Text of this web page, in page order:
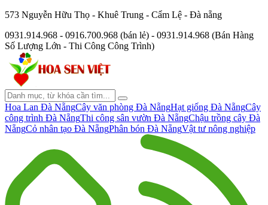
573 Nguyễn Hữu Thọ - Khuê Trung - Cẩm Lệ - Đà nẵng
0931.914.968 - 0916.700.968 (bán lẻ) - 0931.914.968 (Bán Hàng
Số Lượng Lớn - Thi Công Công Trình)
Hoa Lan Đà NẵngCây văn phòng Đà NẵngHạt giống Đà NẵngCây
công trình Đà NẵngThi công sân vườn Đà NẵngChậu trồng cây Đà
NẵngCỏ nhân tạo Đà NẵngPhân bón Đà NẵngVật tư nông nghiệp